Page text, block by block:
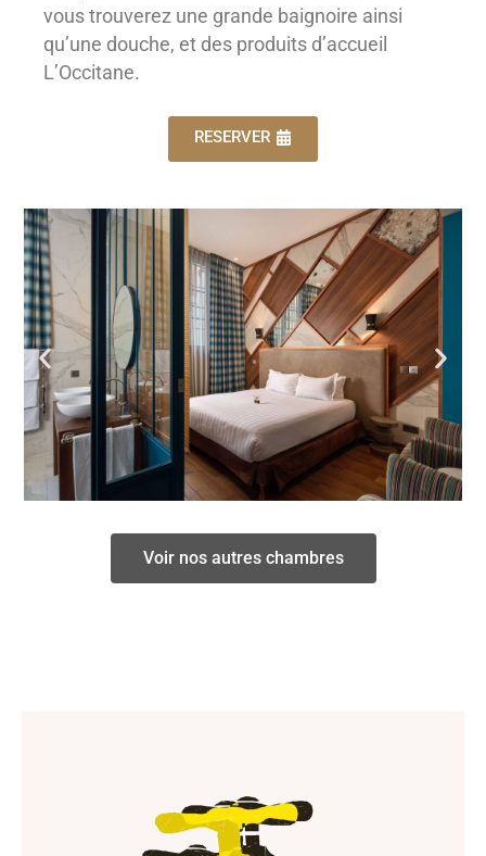
vous trouverez une grande baignoire ainsi
qu’une douche, et des produits d’accueil
L’Occitane.
RESERVER
Voir nos autres chambres